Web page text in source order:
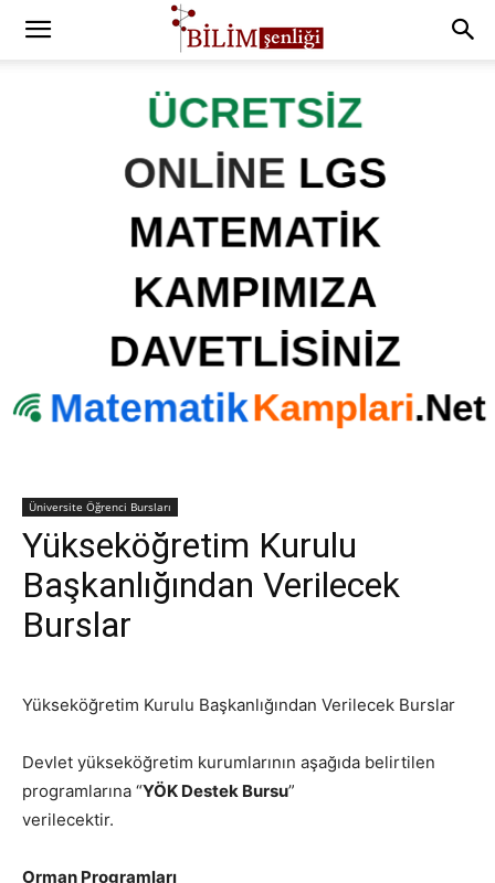
Üniversite Öğrenci Bursları
Yükseköğretim Kurulu
Başkanlığından Verilecek
Burslar
Yükseköğretim Kurulu Başkanlığından Verilecek Burslar
Devlet yükseköğretim kurumlarının aşağıda belirtilen
programlarına “YÖK Destek Bursu”
verilecektir.
Orman Programları